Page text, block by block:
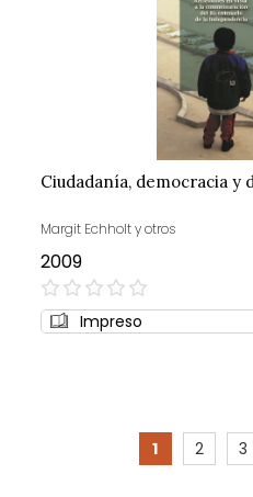
Ciudadanía, democracia y
Margit Echholt y otros
2009
0%
Impreso
You're
1
Page
2 3